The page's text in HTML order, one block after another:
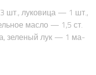
шт., луковица — 1 шт.,
масло — 1,5 ст.
зеленый лук — 1 ма­